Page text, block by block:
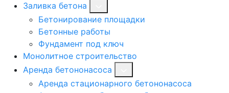
Заливка бетона
Бетонирование площадки
Бетонные работы
Фундамент под ключ
Монолитное строительство
Аренда бетононасоса
Аренда стационарного бетононасоса